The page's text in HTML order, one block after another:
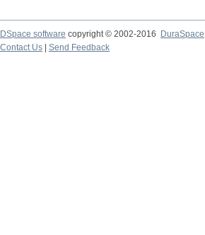
DSpace software copyright © 2002-2016
DuraSpace
Contact Us
Send Feedback